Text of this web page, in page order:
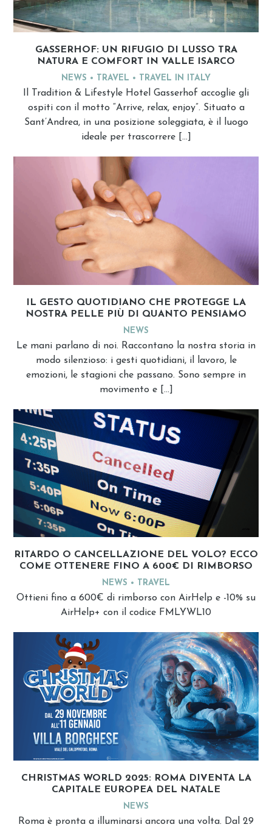
GASSERHOF: UN RIFUGIO DI LUSSO TRA
NATURA E COMFORT IN VALLE ISARCO
NEWS TRAVEL TRAVEL IN ITALY
Il Tradition & Lifestyle Hotel Gasserhof accoglie gli
ospiti con il motto “Arrive, relax, enjoy”. Situato a
Sant’Andrea, in una posizione soleggiata, è il luogo
ideale per trascorrere […]
IL GESTO QUOTIDIANO CHE PROTEGGE LA
NOSTRA PELLE PIÙ DI QUANTO PENSIAMO
NEWS
Le mani parlano di noi. Raccontano la nostra storia in
modo silenzioso: i gesti quotidiani, il lavoro, le
emozioni, le stagioni che passano. Sono sempre in
movimento e […]
RITARDO O CANCELLAZIONE DEL VOLO? ECCO
COME OTTENERE FINO A 600€ DI RIMBORSO
NEWS TRAVEL
Ottieni fino a 600€ di rimborso con AirHelp e -10% su
AirHelp+ con il codice FMLYWL10
CHRISTMAS WORLD 2025: ROMA DIVENTA LA
CAPITALE EUROPEA DEL NATALE
NEWS
Roma è pronta a illuminarsi ancora una volta. Dal 29